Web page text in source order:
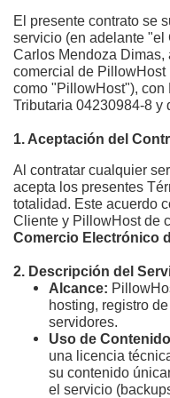
El presente contrato se
servicio (en adelante "el
Carlos Mendoza
comercial de
como "PillowHost"), con
Tributaria 04230984-8 y
1. Aceptación del
Al contratar cualquier
acepta los presentes
totalidad. Este acuerdo
Cliente y PillowHost de
Comercio Electrónico
2. Descripción del
Alcance:
hosting, registro
servidores.
Uso de
una licencia
su contenido
el servicio